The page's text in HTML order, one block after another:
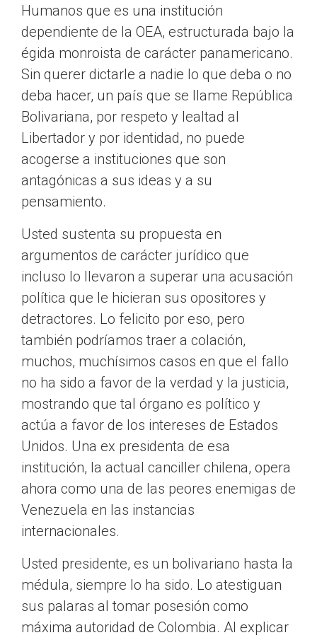
Humanos que es una institución
dependiente de la OEA, estructurada bajo la
égida monroista de carácter panamericano.
Sin querer dictarle a nadie lo que deba o no
deba hacer, un país que se llame República
Bolivariana, por respeto y lealtad al
Libertador y por identidad, no puede
acogerse a instituciones que son
antagónicas a sus ideas y a su
pensamiento.
Usted sustenta su propuesta en
argumentos de carácter jurídico que
incluso lo llevaron a superar una acusación
política que le hicieran sus opositores y
detractores. Lo felicito por eso, pero
también podríamos traer a colación,
muchos, muchísimos casos en que el fallo
no ha sido a favor de la verdad y la justicia,
mostrando que tal órgano es político y
actúa a favor de los intereses de Estados
Unidos. Una ex presidenta de esa
institución, la actual canciller chilena, opera
ahora como una de las peores enemigas de
Venezuela en las instancias
internacionales.
Usted presidente, es un bolivariano hasta la
médula, siempre lo ha sido. Lo atestiguan
sus palaras al tomar posesión como
máxima autoridad de Colombia. Al explicar